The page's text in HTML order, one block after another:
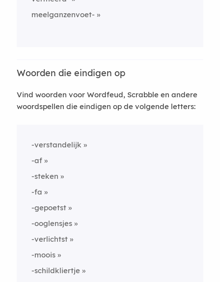
meelganzenvoet-
Woorden die eindigen op
Vind woorden voor Wordfeud, Scrabble en andere
woordspellen die eindigen op de volgende letters:
-verstandelijk
-af
-steken
-fa
-gepoetst
-ooglensjes
-verlichtst
-moois
-schildkliertje